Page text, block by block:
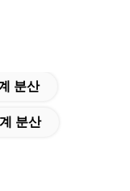
분산
분산